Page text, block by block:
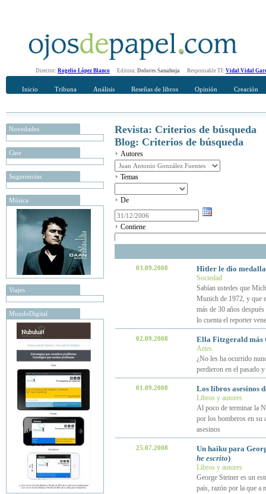
Director: Rogelio López Blanco Editora: Dolores Sanahuja Responsable TI: Vidal Vidal
Inicio Tribuna Análisis Reseñas de libros Opinión Creación
Novedades
Cine
Sugerencias
Música
Viajes
MundoDigital
Revista: Criterios de búsqueda
Blog: Criterios de búsqueda
Autores
Temas
De
Contiene
03.09.2008 Hitler le dio
Sociedad
Sabían ustedes que
Munich de 1972, y que
más de 30 años
lo cuenta el reporter
02.09.2008 Ella Fitzgerald más
Artes
¿No les ha ocurrido
perdieron en el pasado
01.09.2008 Los libros asesinos
Libros y autores
Al poco de terminar la
por los bomberos en su
asesinos
25.07.2008
Un haiku para
he escrito)
Libros y autores
George Steiner es un
país, razón por la que a